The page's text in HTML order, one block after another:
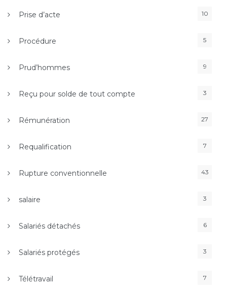
Prise d’acte 10
Procédure 5
Prud’hommes 9
Reçu pour solde de tout compte 3
Rémunération 27
Requalification 7
Rupture conventionnelle 43
salaire 3
Salariés détachés 6
Salariés protégés 3
Télétravail 7